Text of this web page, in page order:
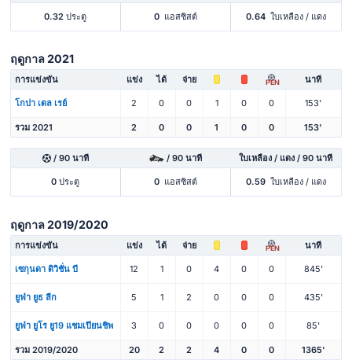
0.32 ประตู 0 แอสซิสต์ 0.64 ใบเหลือง / แดง
ฤดูกาล 2021
การแข่งขัน แข่ง ได้ จ่าย PEN นาที
โกปา เดล เรย์ 2 0 0 1 0 0 153'
รวม 2021 2 0 0 1 0 0 153'
/ 90 นาที / 90 นาที ใบเหลือง / แดง / 90 นาที
0 ประตู 0 แอสซิสต์ 0.59 ใบเหลือง / แดง
ฤดูกาล 2019/2020
การแข่งขัน แข่ง ได้ จ่าย PEN นาที
เซกุนดา ดิวิชั่น บี 12 1 0 4 0 0 845'
ยูฟ่า ยูธ ลีก 5 1 2 0 0 0 435'
ยูฟ่า ยูโร ยู19 แชมเปียนชิพ 3 0 0 0 0 0 85'
รวม 2019/2020 20 2 2 4 0 0 1365'